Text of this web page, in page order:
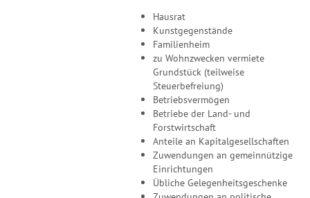
Hausrat
Kunstgegenstände
Familienheim
zu Wohnzwecken vermiete
Grundstück (teilweise
Steuerbefreiung)
Betriebsvermögen
Betriebe der Land- und
Forstwirtschaft
Anteile an Kapitalgesellschaften
Zuwendungen an gemeinnützige
Einrichtungen
Übliche Gelegenheitsgeschenke